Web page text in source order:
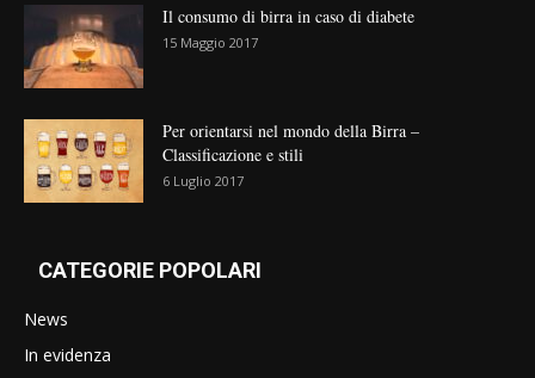
Il consumo di birra in caso di diabete
15 Maggio 2017
Per orientarsi nel mondo della Birra –
Classificazione e stili
6 Luglio 2017
CATEGORIE POPOLARI
News
In evidenza